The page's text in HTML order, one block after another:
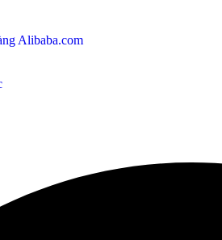
Alibaba.com